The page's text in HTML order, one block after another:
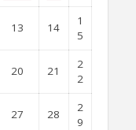
13 14
1
5
20 21
2
2
27 28
2
9